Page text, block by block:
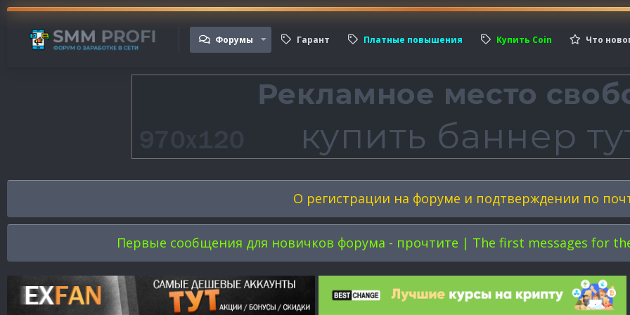
Форумы Гарант Платные повышения Купить Coin Что
О регистрации на форуме и подтверждении по
Первые сообщения для новичков форума - прочтите | The first messages for